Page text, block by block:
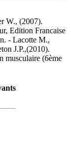
W., (2007).
Edition Francaise
- Lacotte M.,
J.P.,(2010).
musculaire (6ème